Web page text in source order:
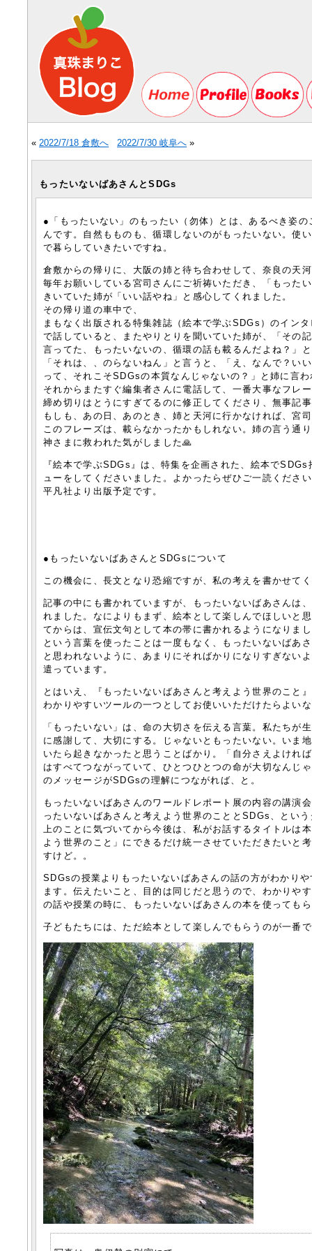
« 2022/7/18 倉敷へ 2022/7/30 岐阜へ »
もったいないばあさんとSDGs
●「もったいない」のもったい（勿体）とは、あるべき姿
んです。自然もものも、循環しないのがもったいない。使
で暮らしていきたいですね。
倉敷からの帰りに、大阪の姉と待ち合わせして、奈良の天
毎年お願いしている宮司さんにご祈祷いただき、「もった
きいていた姉が「いい話やね」と感心してくれました。
その帰り道の車中で、
まもなく出版される特集雑誌（絵本で学ぶSDGs）のイン
で話していると、またやりとりを聞いていた姉が、「その
言ってた、もったいないの、循環の話も載るんだよね？」
「それは、、のらないねん」と言うと、「え、なんで？い
って、それこそSDGsの本質なんじゃないの？」と姉に言
それからまたすぐ編集者さんに電話して、一番大事なフレ
締め切りはとうにすぎてるのに修正してくださり、無事記
もしも、あの日、あのとき、姉と天河に行かなければ、宮
このフレーズは、載らなかったかもしれない。姉の言う通
神さまに救われた気がしました🙏
『絵本で学ぶSDGs』は、特集を企画された、絵本で
ューをしてくださいました。よかったらぜひご一読くださ
平凡社より出版予定です。
●もったいないばあさんとSDGsについて
この機会に、長文となり恐縮ですが、私の考えを書かせて
記事の中にも書かれていますが、もったいないばあさんは
れました。なによりもまず、絵本として楽しんでほしいと
てからは、宣伝文句として本の帯に書かれるようになりま
という言葉を使ったことは一度もなく、もったいないばあ
と思われないように、あまりにそればかりになりすぎない
遣っています。
とはいえ、『もったいないばあさんと考えよう世界のこと
わかりやすいツールの一つとしてお使いいただけたらよい
「もったいない」は、命の大切さを伝える言葉。私たちが
に感謝して、大切にする。じゃないともったいない。いま
いたら起きなかったと思うことばかり。「自分さえよけれ
はすべてつながっていて、ひとつひとつの命が大切なんじ
のメッセージがSDGsの理解につながれば、と。
もったいないばあさんのワールドレポート展の内容の講演
ったいないばあさんと考えよう世界のこととSDGs、とい
上のことに気づいてから今後は、私がお話するタイトルは
よう世界のこと」にできるだけ統一させていただきたいと
すけど。。
SDGsの授業よりもったいないばあさんの話の方がわかり
ます。伝えたいこと、目的は同じだと思うので、わかりや
の話や授業の時に、もったいないばあさんの本を使っても
子どもたちには、ただ絵本として楽しんでもらうのが一番